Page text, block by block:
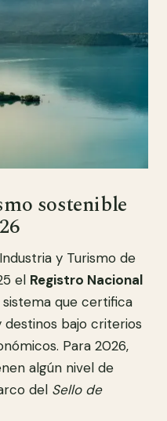
sostenible
y Turismo de
el Registro Nacional
sistema que certifica
destinos bajo criterios
Para 2026,
algún nivel de
del Sello de